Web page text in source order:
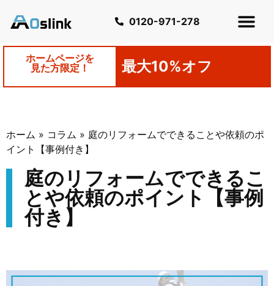
0120-971-278
ホームページを
見た方限定！
最大10%オフ
ホーム » コラム » 庭のリフォームでできることや依頼のポ
イント【事例付き】
庭のリフォームでできるこ
とや依頼のポイント【事例
付き】